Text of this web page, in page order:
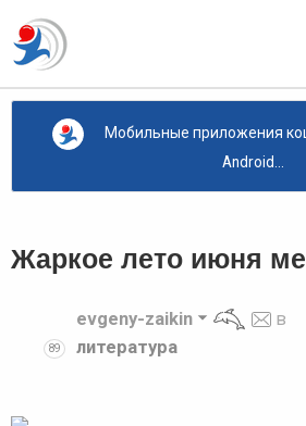
Мобильные приложения
Android...
Жаркое лето июня
89
evgeny-zaikin
в
литература